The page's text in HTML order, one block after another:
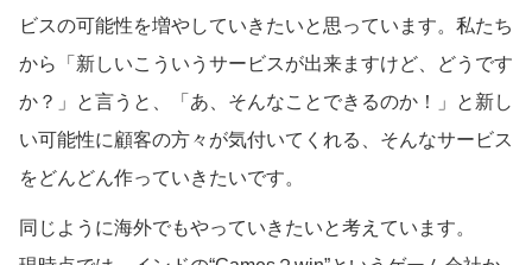
ビスの可能性を増やしていきたいと思っています。私たち
から「新しいこういうサービスが出来ますけど、どうです
か？」と言うと、「あ、そんなことできるのか！」と新し
い可能性に顧客の方々が気付いてくれる、そんなサービス
をどんどん作っていきたいです。
同じように海外でもやっていきたいと考えています。